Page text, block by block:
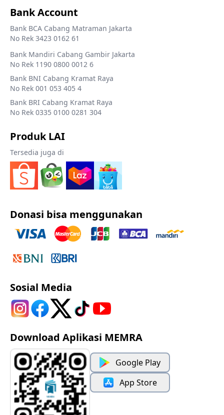
Bank Account
Bank BCA Cabang Matraman Jakarta
No Rek 3423 0162 61
Bank Mandiri Cabang Gambir Jakarta
No Rek 1190 0800 0012 6
Bank BNI Cabang Kramat Raya
No Rek 001 053 405 4
Bank BRI Cabang Kramat Raya
No Rek 0335 0100 0281 304
Produk LAI
Tersedia juga di
Donasi bisa menggunakan
Sosial Media
Download Aplikasi MEMRA
Google Play
App Store